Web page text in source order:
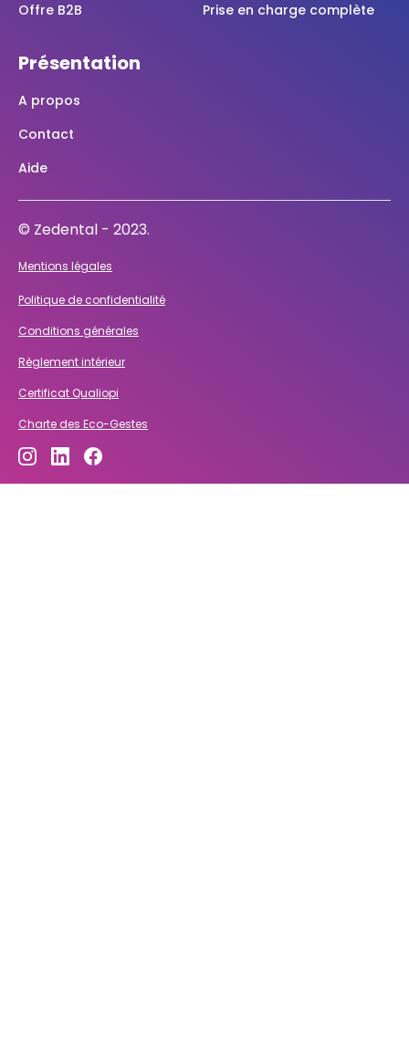
Offre B2B
Prise en charge complète
Présentation
A propos
Contact
Aide
© Zedental - 2023.
Mentions légales
Politique de confidentialité
Conditions générales
Règlement intérieur
Certificat Qualiopi
Charte des Eco-Gestes